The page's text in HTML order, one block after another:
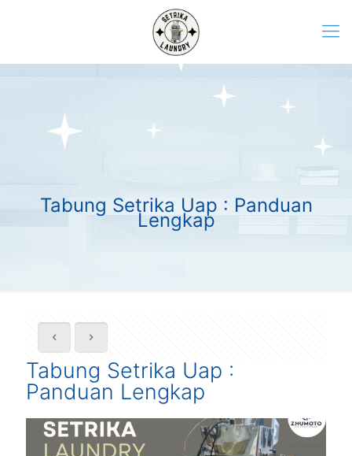
Tabung Setrika Uap : Panduan
Lengkap
Tabung Setrika Uap :
Panduan Lengkap